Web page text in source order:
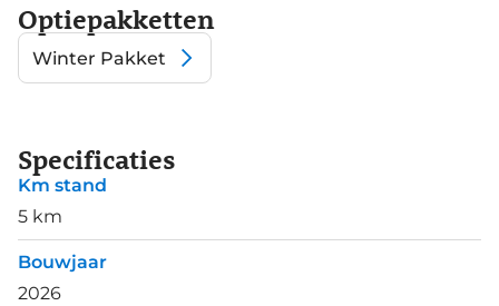
Optiepakketten
Winter Pakket
Specificaties
Km stand
5 km
Bouwjaar
2026